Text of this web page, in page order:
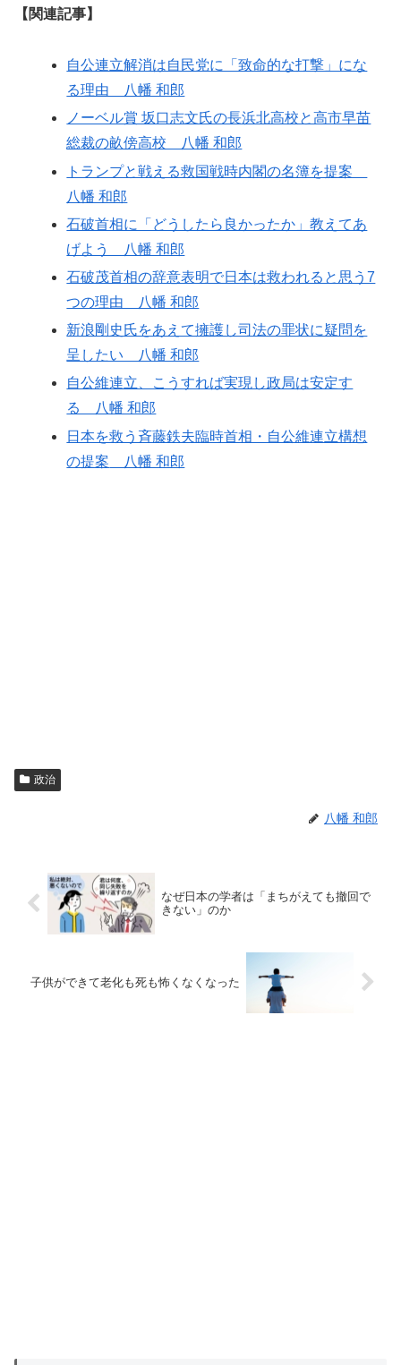
【関連記事】
自公連立解消は自民党に「致命的な打撃」にな
る理由 八幡 和郎
ノーベル賞 坂口志文氏の長浜北高校と高市早苗
総裁の畝傍高校 八幡 和郎
トランプと戦える救国戦時内閣の名簿を提案
八幡 和郎
石破首相に「どうしたら良かったか」教えてあ
げよう 八幡 和郎
石破茂首相の辞意表明で日本は救われると思う7
つの理由 八幡 和郎
新浪剛史氏をあえて擁護し司法の罪状に疑問を
呈したい 八幡 和郎
自公維連立、こうすれば実現し政局は安定す
る 八幡 和郎
日本を救う斉藤鉄夫臨時首相・自公維連立構想
の提案 八幡 和郎
政治
八幡 和郎
なぜ日本の学者は「まちがえても撤回で
きない」のか
子供ができて老化も死も怖くなくなった